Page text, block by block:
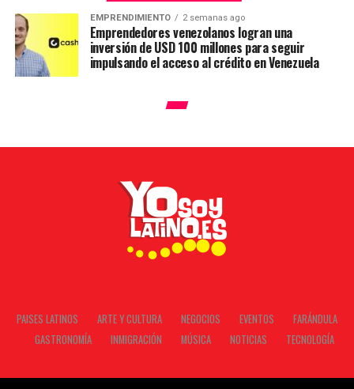
EMPRENDIMIENTO 2 semanas ago
Emprendedores venezolanos logran una
inversión de USD 100 millones para seguir
impulsando el acceso al crédito en Venezuela
PAISES LATINOS ARTE Y CULTURA NEGOCIOS EVENTOS
FARÁNDULA
GASTRONOMÍA
INMIGRACIÓN MÚSICA NOTICIAS TECNOLOGÍA